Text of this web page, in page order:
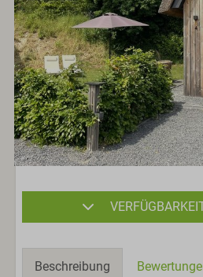
Beschreibung